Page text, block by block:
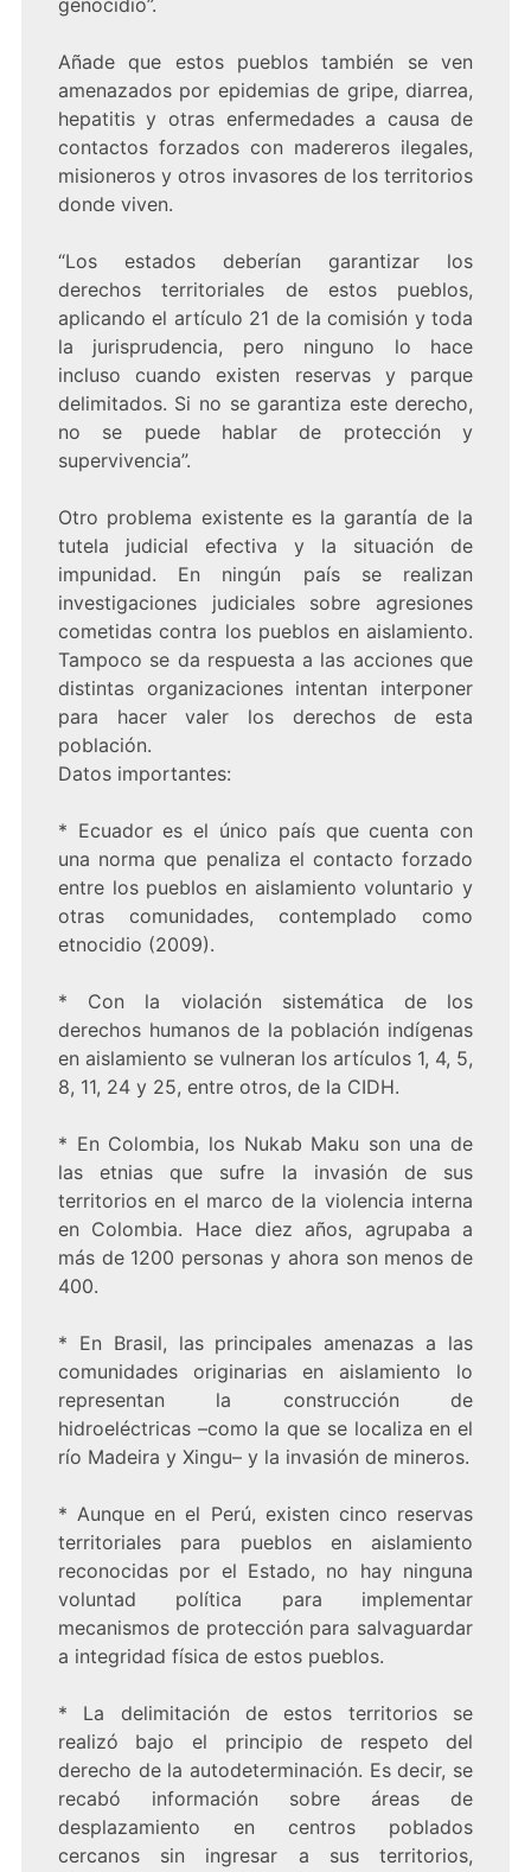
genocidio”.
Añade que estos pueblos también se ven
amenazados por epidemias de gripe, diarrea,
hepatitis y otras enfermedades a causa de
contactos forzados con madereros ilegales,
misioneros y otros invasores de los territorios
donde viven.
“Los estados deberían garantizar los
derechos territoriales de estos pueblos,
aplicando el artículo 21 de la comisión y toda
la jurisprudencia, pero ninguno lo hace
incluso cuando existen reservas y parque
delimitados. Si no se garantiza este derecho,
no se puede hablar de protección y
supervivencia”.
Otro problema existente es la garantía de la
tutela judicial efectiva y la situación de
impunidad. En ningún país se realizan
investigaciones judiciales sobre agresiones
cometidas contra los pueblos en aislamiento.
Tampoco se da respuesta a las acciones que
distintas organizaciones intentan interponer
para hacer valer los derechos de esta
población.
Datos importantes:
* Ecuador es el único país que cuenta con
una norma que penaliza el contacto forzado
entre los pueblos en aislamiento voluntario y
otras comunidades, contemplado como
etnocidio (2009).
* Con la violación sistemática de los
derechos humanos de la población indígenas
en aislamiento se vulneran los artículos 1, 4, 5,
8, 11, 24 y 25, entre otros, de la CIDH.
* En Colombia, los Nukab Maku son una de
las etnias que sufre la invasión de sus
territorios en el marco de la violencia interna
en Colombia. Hace diez años, agrupaba a
más de 1200 personas y ahora son menos de
400.
* En Brasil, las principales amenazas a las
comunidades originarias en aislamiento lo
representan la construcción de
hidroeléctricas –como la que se localiza en el
río Madeira y Xingu– y la invasión de mineros.
* Aunque en el Perú, existen cinco reservas
territoriales para pueblos en aislamiento
reconocidas por el Estado, no hay ninguna
voluntad política para implementar
mecanismos de protección para salvaguardar
a integridad física de estos pueblos.
* La delimitación de estos territorios se
realizó bajo el principio de respeto del
derecho de la autodeterminación. Es decir, se
recabó información sobre áreas de
desplazamiento en centros poblados
cercanos sin ingresar a sus territorios,